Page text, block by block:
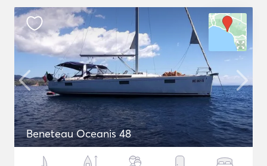
Beneteau Oceanis 48